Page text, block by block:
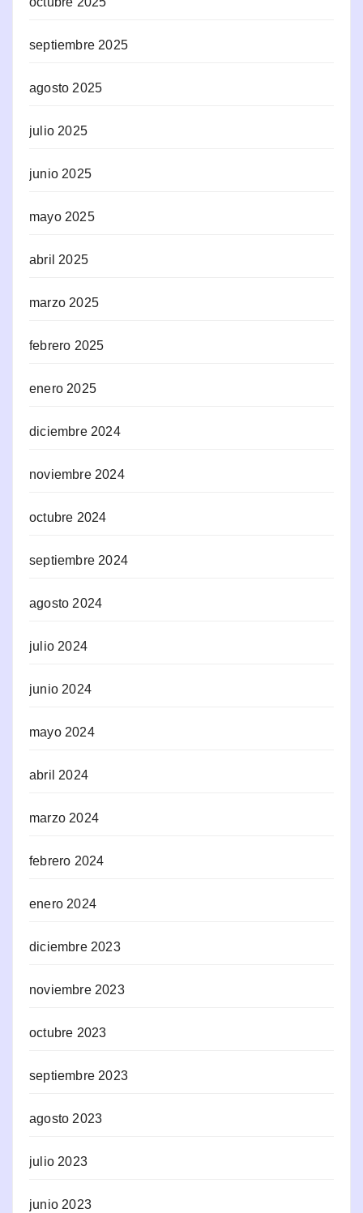
septiembre 2025
agosto 2025
julio 2025
junio 2025
mayo 2025
abril 2025
marzo 2025
febrero 2025
enero 2025
diciembre 2024
noviembre 2024
octubre 2024
septiembre 2024
agosto 2024
julio 2024
junio 2024
mayo 2024
abril 2024
marzo 2024
febrero 2024
enero 2024
diciembre 2023
noviembre 2023
octubre 2023
septiembre 2023
agosto 2023
julio 2023
junio 2023